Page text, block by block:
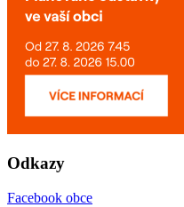
Odkazy
Facebook obce